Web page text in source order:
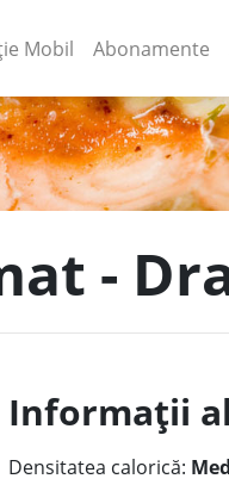
Mobil (current)
Abonamente
-
Informații
Densitatea calorică: